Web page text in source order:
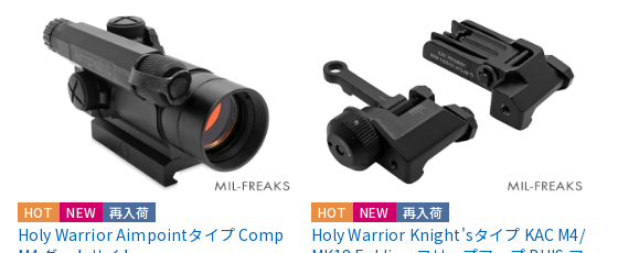
HOT NEW 再入荷
Holy Warrior Aimpointタイプ Comp
HOT NEW 再入荷
Holy Warrior Knight'sタイプ KAC M4/